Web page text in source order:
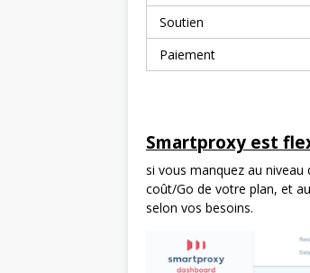
Soutien
Paiement
Smartproxy est
si vous manquez au
coût/Go de votre plan, et
selon vos besoins.